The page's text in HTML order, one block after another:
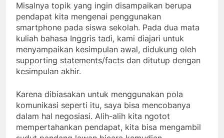
Misalnya topik yang ingin disampaikan berupa
pendapat kita mengenai penggunakan
smartphone pada siswa sekolah. Pada dua mata
kuliah bahasa Inggris tadi, kami diajari untuk
menyampaikan kesimpulan awal, didukung oleh
supporting statements/facts dan ditutup dengan
kesimpulan akhir.
Karena dibiasakan untuk menggunakan pola
komunikasi seperti itu, saya bisa mencobanya
dalam hal negosiasi. Alih-alih kita ngotot
mempertahankan pendapat, kita bisa mengambil